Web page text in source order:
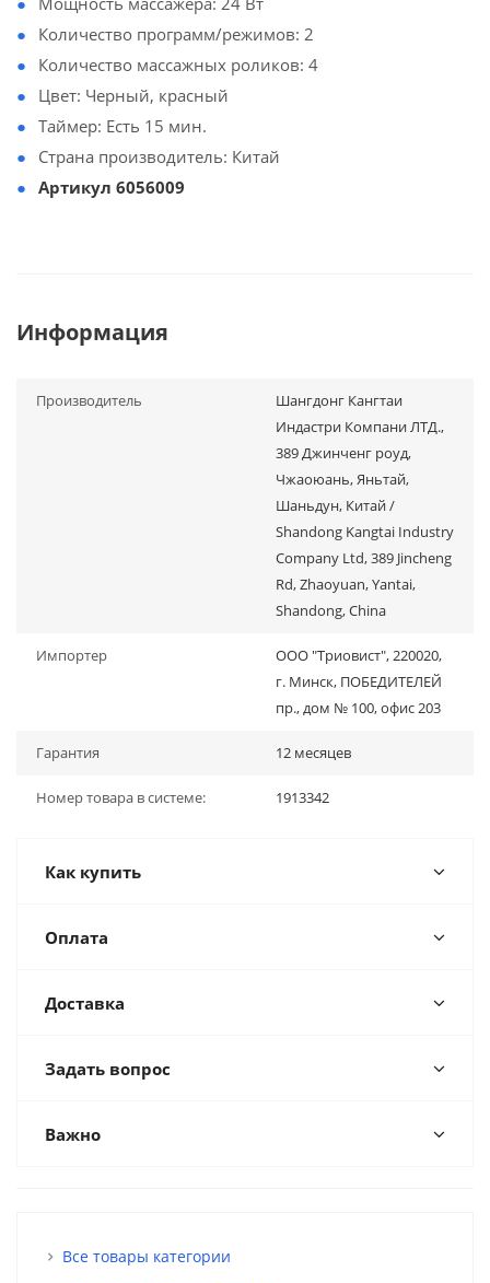
Количество программ/режимов: 2
Количество массажных роликов: 4
Цвет: Черный, красный
Таймер: Есть 15 мин.
Страна производитель: Китай
Артикул 6056009
Информация
Производитель
Шангдонг Кангтаи
Индастри Компани ЛТД.,
389 Джинченг роуд,
Чжаоюань, Яньтай,
Шаньдун, Китай /
Shandong Kangtai Industry
Company Ltd, 389 Jincheng
Rd, Zhaoyuan, Yantai,
Shandong, China
Импортер
ООО "Триовист", 220020,
г. Минск, ПОБЕДИТЕЛЕЙ
пр., дом № 100, офис 203
Гарантия 12 месяцев
Номер товара в системе: 1913342
Как купить
Оплата
Доставка
Задать вопрос
Важно
Все товары категории